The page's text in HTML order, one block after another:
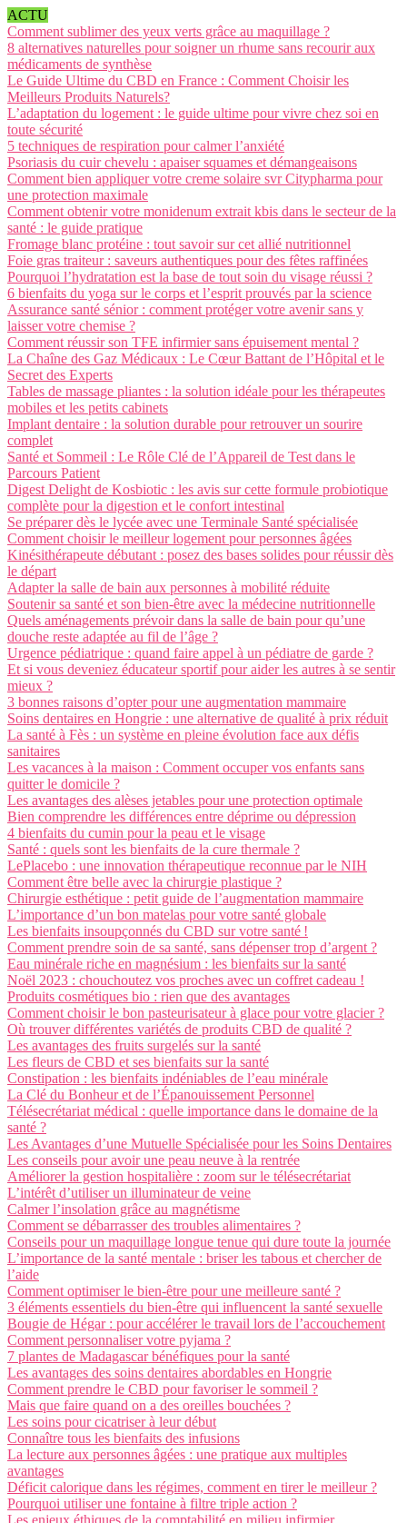
ACTU
Comment sublimer des yeux verts grâce au maquillage ?
8 alternatives naturelles pour soigner un rhume sans recourir aux
médicaments de synthèse
Le Guide Ultime du CBD en France : Comment Choisir les
Meilleurs Produits Naturels?
L’adaptation du logement : le guide ultime pour vivre chez soi en
toute sécurité
5 techniques de respiration pour calmer l’anxiété
Psoriasis du cuir chevelu : apaiser squames et démangeaisons
Comment bien appliquer votre creme solaire svr Citypharma pour
une protection maximale
Comment obtenir votre monidenum extrait kbis dans le secteur de la
santé : le guide pratique
Fromage blanc protéine : tout savoir sur cet allié nutritionnel
Foie gras traiteur : saveurs authentiques pour des fêtes raffinées
Pourquoi l’hydratation est la base de tout soin du visage réussi ?
6 bienfaits du yoga sur le corps et l’esprit prouvés par la science
Assurance santé sénior : comment protéger votre avenir sans y
laisser votre chemise ?
Comment réussir son TFE infirmier sans épuisement mental ?
La Chaîne des Gaz Médicaux : Le Cœur Battant de l’Hôpital et le
Secret des Experts
Tables de massage pliantes : la solution idéale pour les thérapeutes
mobiles et les petits cabinets
Implant dentaire : la solution durable pour retrouver un sourire
complet
Santé et Sommeil : Le Rôle Clé de l’Appareil de Test dans le
Parcours Patient
Digest Delight de Kosbiotic : les avis sur cette formule probiotique
complète pour la digestion et le confort intestinal
Se préparer dès le lycée avec une Terminale Santé spécialisée
Comment choisir le meilleur logement pour personnes âgées
Kinésithérapeute débutant : posez des bases solides pour réussir dès
le départ
Adapter la salle de bain aux personnes à mobilité réduite
Soutenir sa santé et son bien-être avec la médecine nutritionnelle
Quels aménagements prévoir dans la salle de bain pour qu’une
douche reste adaptée au fil de l’âge ?
Urgence pédiatrique : quand faire appel à un pédiatre de garde ?
Et si vous deveniez éducateur sportif pour aider les autres à se sentir
mieux ?
3 bonnes raisons d’opter pour une augmentation mammaire
Soins dentaires en Hongrie : une alternative de qualité à prix réduit
La santé à Fès : un système en pleine évolution face aux défis
sanitaires
Les vacances à la maison : Comment occuper vos enfants sans
quitter le domicile ?
Les avantages des alèses jetables pour une protection optimale
Bien comprendre les différences entre déprime ou dépression
4 bienfaits du cumin pour la peau et le visage
Santé : quels sont les bienfaits de la cure thermale ?
LePlacebo : une innovation thérapeutique reconnue par le NIH
Comment être belle avec la chirurgie plastique ?
Chirurgie esthétique : petit guide de l’augmentation mammaire
L’importance d’un bon matelas pour votre santé globale
Les bienfaits insoupçonnés du CBD sur votre santé !
Comment prendre soin de sa santé, sans dépenser trop d’argent ?
Eau minérale riche en magnésium : les bienfaits sur la santé
Noël 2023 : chouchoutez vos proches avec un coffret cadeau !
Produits cosmétiques bio : rien que des avantages
Comment choisir le bon pasteurisateur à glace pour votre glacier ?
Où trouver différentes variétés de produits CBD de qualité ?
Les avantages des fruits surgelés sur la santé
Les fleurs de CBD et ses bienfaits sur la santé
Constipation : les bienfaits indéniables de l’eau minérale
La Clé du Bonheur et de l’Épanouissement Personnel
Télésecrétariat médical : quelle importance dans le domaine de la
santé ?
Les Avantages d’une Mutuelle Spécialisée pour les Soins Dentaires
Les conseils pour avoir une peau neuve à la rentrée
Améliorer la gestion hospitalière : zoom sur le télésecrétariat
L’intérêt d’utiliser un illuminateur de veine
Calmer l’insolation grâce au magnétisme
Comment se débarrasser des troubles alimentaires ?
Conseils pour un maquillage longue tenue qui dure toute la journée
L’importance de la santé mentale : briser les tabous et chercher de
l’aide
Comment optimiser le bien-être pour une meilleure santé ?
3 éléments essentiels du bien-être qui influencent la santé sexuelle
Bougie de Hégar : pour accélérer le travail lors de l’accouchement
Comment personnaliser votre pyjama ?
7 plantes de Madagascar bénéfiques pour la santé
Les avantages des soins dentaires abordables en Hongrie
Comment prendre le CBD pour favoriser le sommeil ?
Mais que faire quand on a des oreilles bouchées ?
Les soins pour cicatriser à leur début
Connaître tous les bienfaits des infusions
La lecture aux personnes âgées : une pratique aux multiples
avantages
Déficit calorique dans les régimes, comment en tirer le meilleur ?
Pourquoi utiliser une fontaine à filtre triple action ?
Les enjeux éthiques de la comptabilité en milieu infirmier